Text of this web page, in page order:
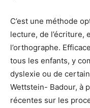
C’est une méthode
lecture, de l’écriture,
l’orthographe.
tous les enfants, y
dyslexie ou de
Wettstein- Badour, à
récentes sur les